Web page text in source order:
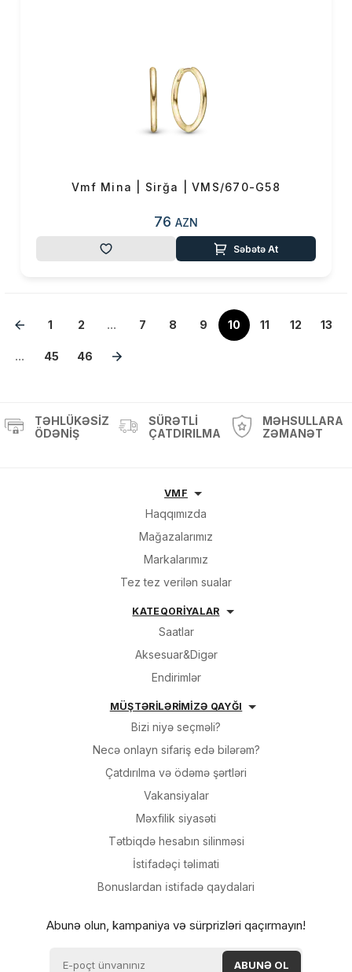
Vmf Mina | Sirğa | VMS/670-G58
76 AZN
Səbətə At
1 2 ... 7 8 9 10 11 12 13
... 45 46
TƏHLÜKƏSIZ
ÖDƏNIŞ
SÜRƏTLI
ÇATDIRILMA
MƏHSULLARA
ZƏMANƏT
VMF
Haqqımızda
Mağazalarımız
Markalarımız
Tez tez verilən sualar
KATEQORİYALAR
Saatlar
Aksesuar&Digər
Endirimlər
MÜŞTƏRİLƏRİMİZƏ QAYĞI
Bizi niyə seçməli?
Necə onlayn sifariş edə bilərəm?
Çatdırılma və ödəmə şərtləri
Vakansiyalar
Məxfilik siyasəti
Tətbiqdə hesabın silinməsi
İsti̇fadəçi̇ təli̇mati
Bonuslardan i̇sti̇fadə qaydalari
Abunə olun, kampaniya və sürprizləri qaçırmayın!